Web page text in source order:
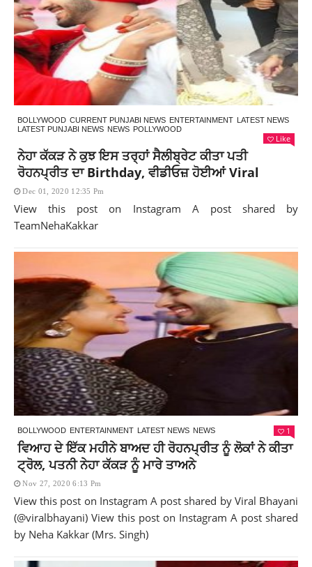
BOLLYWOOD CURRENT PUNJABI NEWS ENTERTAINMENT LATEST NEWS
LATEST PUNJABI NEWS NEWS POLLYWOOD
Like
ਨੇਹਾ ਕੱਕੜ ਨੇ ਕੁਝ ਇਸ ਤਰ੍ਹਾਂ ਸੈਲੀਬ੍ਰੇਟ ਕੀਤਾ ਪਤੀ
ਰੋਹਨਪ੍ਰੀਤ ਦਾ Birthday, ਵੀਡੀਓਜ਼ ਹੋਈਆਂ Viral
Dec 01, 2020 12:35 Pm
View this post on Instagram A post shared by
TeamNehaKakkar
BOLLYWOOD ENTERTAINMENT LATEST NEWS NEWS 1
ਵਿਆਹ ਦੇ ਇੱਕ ਮਹੀਨੇ ਬਾਅਦ ਹੀ ਰੋਹਨਪ੍ਰੀਤ ਨੂੰ ਲੋਕਾਂ ਨੇ ਕੀਤਾ
ਟ੍ਰੋਲ, ਪਤਨੀ ਨੇਹਾ ਕੱਕੜ ਨੂੰ ਮਾਰੇ ਤਾਅਨੇ
Nov 27, 2020 6:13 Pm
View this post on Instagram A post shared by Viral Bhayani
(@viralbhayani) View this post on Instagram A post shared
by Neha Kakkar (Mrs. Singh)